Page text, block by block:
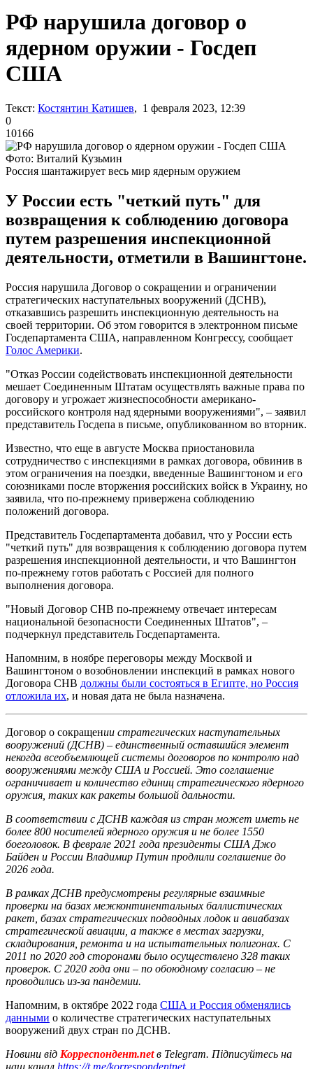
РФ нарушила договор о
ядерном оружии - Госдеп
США
Текст: Костянтин Катишев, 1 февраля 2023, 12:39
0
10166
Фото: Виталий Кузьмин
Россия шантажирует весь мир ядерным оружием
У России есть "четкий путь" для
возвращения к соблюдению договора
путем разрешения инспекционной
деятельности, отметили в Вашингтоне.
Россия нарушила Договор о сокращении и ограничении
стратегических наступательных вооружений (ДСНВ),
отказавшись разрешить инспекционную деятельность на
своей территории. Об этом говорится в электронном письме
Госдепартамента США, направленном Конгрессу, сообщает
Голос Америки.
"Отказ России содействовать инспекционной деятельности
мешает Соединенным Штатам осуществлять важные права по
договору и угрожает жизнеспособности американо-
российского контроля над ядерными вооружениями", – заявил
представитель Госдепа в письме, опубликованном во вторник.
Известно, что еще в августе Москва приостановила
сотрудничество с инспекциями в рамках договора, обвинив в
этом ограничения на поездки, введенные Вашингтоном и его
союзниками после вторжения российских войск в Украину, но
заявила, что по-прежнему привержена соблюдению
положений договора.
Представитель Госдепартамента добавил, что у России есть
"четкий путь" для возвращения к соблюдению договора путем
разрешения инспекционной деятельности, и что Вашингтон
по-прежнему готов работать с Россией для полного
выполнения договора.
"Новый Договор СНВ по-прежнему отвечает интересам
национальной безопасности Соединенных Штатов", –
подчеркнул представитель Госдепартамента.
Напомним, в ноябре переговоры между Москвой и
Вашингтоном о возобновлении инспекций в рамках нового
Договора СНВ должны были состояться в Египте, но Россия
отложила их, и новая дата не была назначена.
Договор о сокращении стратегических наступательных
вооружений (ДСНВ) – единственный оставшийся элемент
некогда всеобъемлющей системы договоров по контролю над
вооружениями между США и Россией. Это соглашение
ограничивает и количество единиц стратегического ядерного
оружия, таких как ракеты большой дальности.
В соответствии с ДСНВ каждая из стран может иметь не
более 800 носителей ядерного оружия и не более 1550
боеголовок. В феврале 2021 года президенты США Джо
Байден и России Владимир Путин продлили соглашение до
2026 года.
В рамках ДСНВ предусмотрены регулярные взаимные
проверки на базах межконтинентальных баллистических
ракет, базах стратегических подводных лодок и авиабазах
стратегической авиации, а также в местах загрузки,
складирования, ремонта и на испытательных полигонах. С
2011 по 2020 год сторонами было осуществлено 328 таких
проверок. С 2020 года они – по обоюдному согласию – не
проводились из-за пандемии.
Напомним, в октябре 2022 года США и Россия обменялись
данными о количестве стратегических наступательных
вооружений двух стран по ДСНВ.
Новини від Корреспондент.netв Telegram. Підписуйтесь на
наш канал https://t.me/korrespondentnet